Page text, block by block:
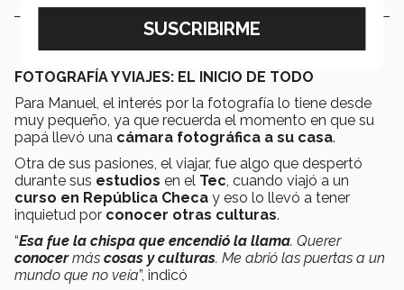
FOTOGRAFÍA Y VIAJES: EL INICIO DE TODO
Para Manuel, el interés por la fotografía lo tiene desde
muy pequeño, ya que recuerda el momento en que su
papá llevó una cámara fotográfica a su casa.
Otra de sus pasiones, el viajar, fue algo que despertó
durante sus estudios en el Tec , cuando viajó a un
curso en República Checa y eso lo llevó a tener
inquietud por conocer otras culturas.
“Esa fue la chispa que encendió la llama. Querer
conocermás cosas y culturas. Me abrió las puertas a un
mundo que no veía”, indicó